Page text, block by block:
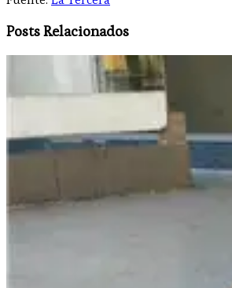
Posts Relacionados